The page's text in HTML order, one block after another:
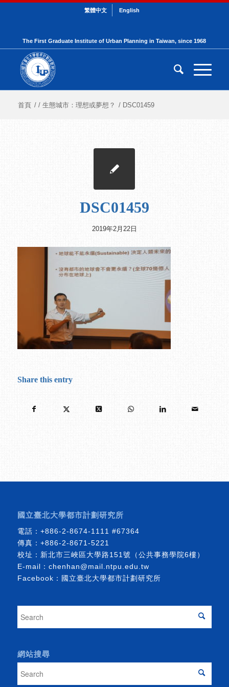
繁體中文 English
The First Graduate Institute of Urban Planning in Taiwan, since 1968
首頁 / / 生態城市：理想或夢想？ / DSC01459
DSC01459
2019年2月22日
Share this entry
國立臺北大學都市計劃研究所
電話： +886-2-8674-1111 #67364
傳真：+886-2-8671-5221
校址：新北市三峽區大學路151號（公共事務學院6樓）
E-mail： chenhan@mail.ntpu.edu.tw
Facebook： 國立臺北大學都市計劃研究所
網站搜尋